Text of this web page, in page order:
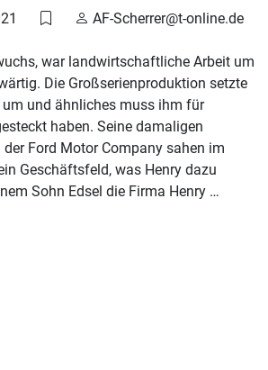
AF-Scherrer@t-online.de
war landwirtschaftliche Arbeit um
Die Großserienproduktion setzte
und ähnliches muss ihm für
haben. Seine damaligen
Ford Motor Company sahen im
Geschäftsfeld, was Henry dazu
Sohn Edsel die Firma Henry …